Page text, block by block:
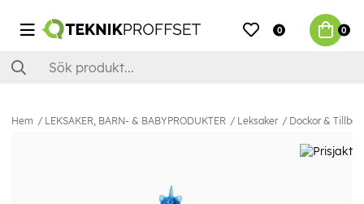
0 0
Hem LEKSAKER, BARN- & BABYPRODUKTER Leksaker Dockor &